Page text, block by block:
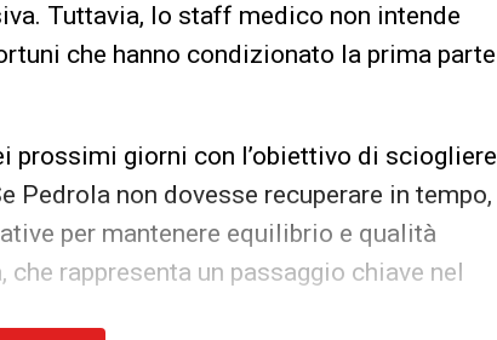
Tuttavia, lo staff medico non intende
che hanno condizionato la prima parte
prossimi giorni con l’obiettivo di sciogliere
Pedrola non dovesse recuperare in tempo,
per mantenere equilibrio e qualità
rappresenta un passaggio chiave nel